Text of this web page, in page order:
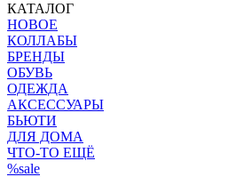
КАТАЛОГ
НОВОЕ
КОЛЛАБЫ
БРЕНДЫ
ОБУВЬ
ОДЕЖДА
АКСЕССУАРЫ
БЬЮТИ
ДЛЯ ДОМА
ЧТО-ТО ЕЩЁ
%sale